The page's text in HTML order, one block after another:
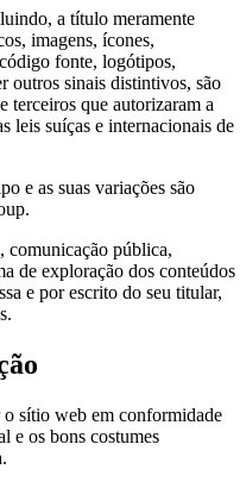
a título meramente
imagens, ícones,
fonte, logótipos,
outros sinais distintivos, são
terceiros que autorizaram a
leis suíças e internacionais de
e as suas variações são
comunicação pública,
de exploração dos conteúdos
e por escrito do seu titular,
sítio web em conformidade
e os bons costumes